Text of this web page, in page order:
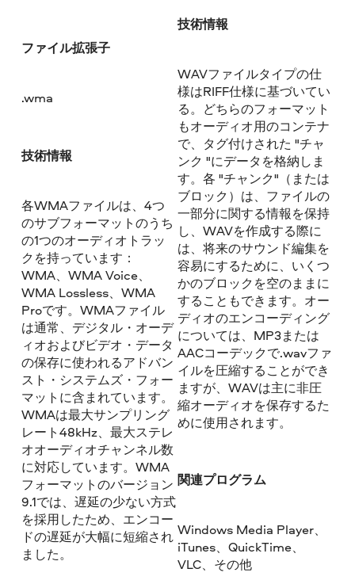
ファイル拡張子
.wma
技術情報
各WMAファイルは、4つ
のサブフォーマットのうち
の1つのオーディオトラッ
クを持っています：
WMA、WMA Voice、
WMA Lossless、WMA
Proです。WMAファイル
は通常、デジタル・オーデ
ィオおよびビデオ・データ
の保存に使われるアドバン
スト・システムズ・フォー
マットに含まれています。
WMAは最大サンプリング
レート48kHz、最大ステレ
オオーディオチャンネル数
に対応しています。WMA
フォーマットのバージョン
9.1では、遅延の少ない方式
を採用したため、エンコー
ドの遅延が大幅に短縮され
ました。
技術情報
WAVファイルタイプの仕
様はRIFF仕様に基づいてい
る。どちらのフォーマット
もオーディオ用のコンテナ
で、タグ付けされた "チャ
ンク "にデータを格納しま
す。各 "チャンク"（または
ブロック）は、ファイルの
一部分に関する情報を保持
し、WAVを作成する際に
は、将来のサウンド編集を
容易にするために、いくつ
かのブロックを空のままに
することもできます。オー
ディオのエンコーディング
については、MP3または
AACコーデックで.wavファ
イルを圧縮することができ
ますが、WAVは主に非圧
縮オーディオを保存するた
めに使用されます。
関連プログラム
Windows Media Player、
iTunes、QuickTime、
VLC、その他